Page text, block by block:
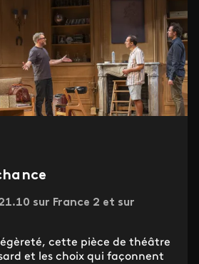
sur France 2 et sur
cette pièce de théâtre
et les choix qui façonnent